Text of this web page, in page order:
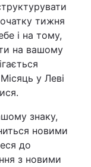
тижня
і на тому,
на вашому
у Леві
знаку,
новими
до
з новими